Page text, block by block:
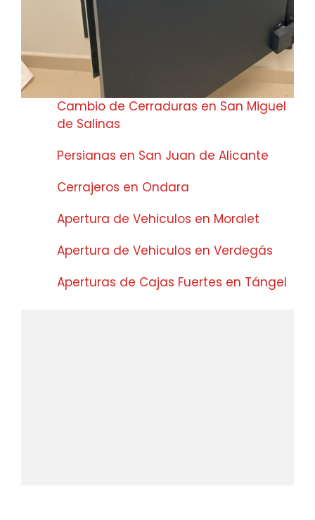
Cambio de Cerraduras en San Miguel
de Salinas
Persianas en San Juan de Alicante
Cerrajeros en Ondara
Apertura de Vehiculos en Moralet
Apertura de Vehiculos en Verdegás
Aperturas de Cajas Fuertes en Tángel